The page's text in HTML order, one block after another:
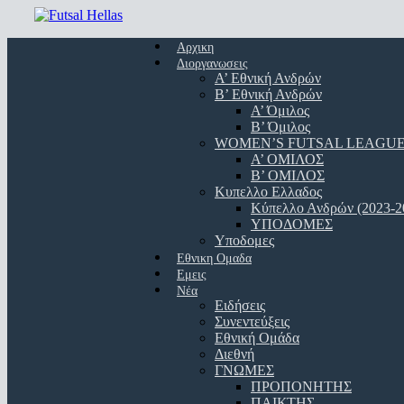
Αρχικη
Διοργανωσεις
Α’ Εθνική Ανδρών
Β’ Εθνική Ανδρών
A’ Όμιλος
Β’ Όμιλος
WOMEN’S FUTSAL LEAGUE
A’ ΟΜΙΛΟΣ
Β’ ΟΜΙΛΟΣ
Κυπελλο Ελλαδος
Κύπελλο Ανδρών (2023-
ΥΠΟΔΟΜΕΣ
Υποδομες
Εθνικη Ομαδα
Εμεις
Νέα
Ειδήσεις
Συνεντεύξεις
Εθνική Ομάδα
Διεθνή
ΓΝΩΜΕΣ
ΠΡΟΠΟΝΗΤΗΣ